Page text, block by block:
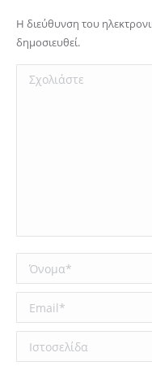
Η διεύθυνση του
δημοσιευθεί.
Σχολιάστε
Όνομα *
Email *
Ιστοσελίδα